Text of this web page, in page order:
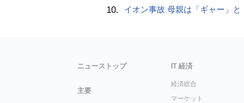
10. イオン事故 母親は「ギャー」と
ニューストップ
主要
IT 経済
経済総合
マーケット